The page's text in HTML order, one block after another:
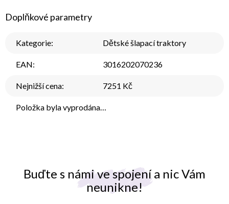
Buďte s námi ve spojení a nic Vám
neunikne!
Doplňkové parametry
Kategorie: Dětské šlapací traktory
EAN: 3016202070236
Nejnižší cena: 7251 Kč
Položka byla vyprodána…